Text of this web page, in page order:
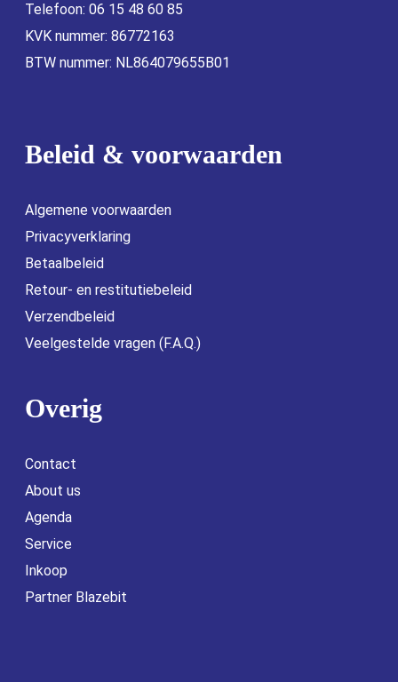
Telefoon: 06 15 48 60 85
KVK nummer: 86772163
BTW nummer: NL864079655B01
Beleid & voorwaarden
Algemene voorwaarden
Privacyverklaring
Betaalbeleid
Retour- en restitutiebeleid
Verzendbeleid
Veelgestelde vragen (F.A.Q.)
Overig
Contact
About us
Agenda
Service
Inkoop
Partner Blazebit